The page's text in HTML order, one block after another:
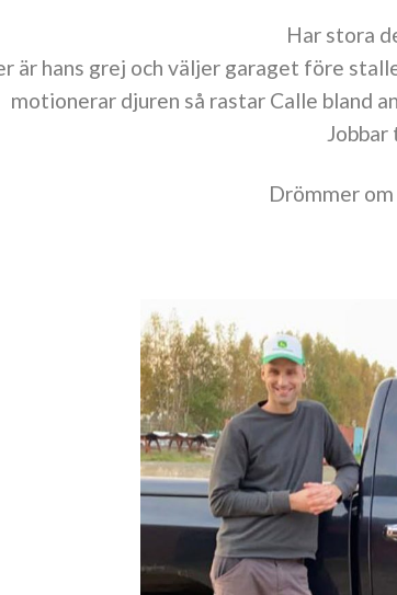
Har stora
hans grej och väljer garaget före
motionerar djuren så rastar Calle bland
Drömmer